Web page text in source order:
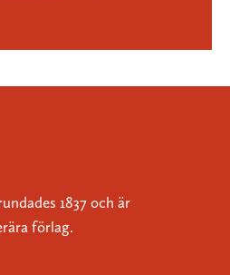
1837 och är
förlag.